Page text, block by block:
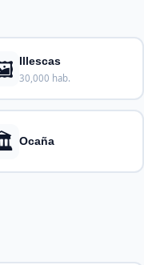
Illescas
30,000 hab.
Ocaña